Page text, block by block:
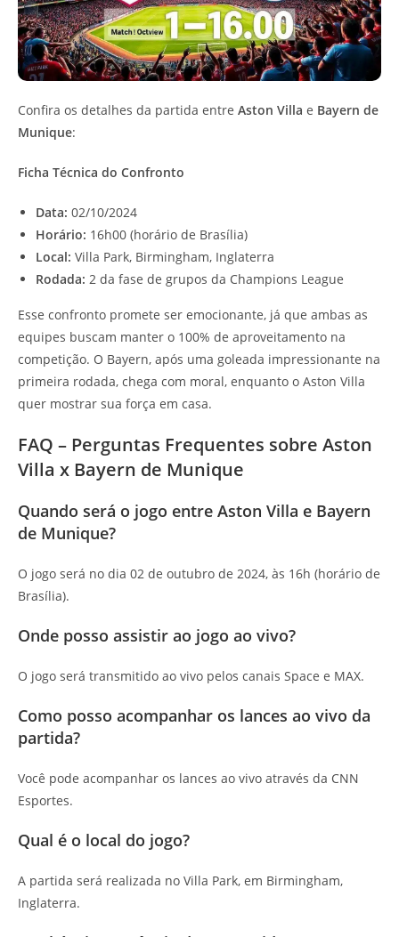
Confira os detalhes da partida entre Aston Villa e Bayern de
Munique:
Ficha Técnica do Confronto
Data: 02/10/2024
Horário: 16h00 (horário de Brasília)
Local: Villa Park, Birmingham, Inglaterra
Rodada: 2 da fase de grupos da Champions League
Esse confronto promete ser emocionante, já que ambas as
equipes buscam manter o 100% de aproveitamento na
competição. O Bayern, após uma goleada impressionante na
primeira rodada, chega com moral, enquanto o Aston Villa
quer mostrar sua força em casa.
FAQ – Perguntas Frequentes sobre Aston
Villa x Bayern de Munique
Quando será o jogo entre Aston Villa e Bayern
de Munique?
O jogo será no dia 02 de outubro de 2024, às 16h (horário de
Brasília).
Onde posso assistir ao jogo ao vivo?
O jogo será transmitido ao vivo pelos canais Space e MAX.
Como posso acompanhar os lances ao vivo da
partida?
Você pode acompanhar os lances ao vivo através da CNN
Esportes.
Qual é o local do jogo?
A partida será realizada no Villa Park, em Birmingham,
Inglaterra.